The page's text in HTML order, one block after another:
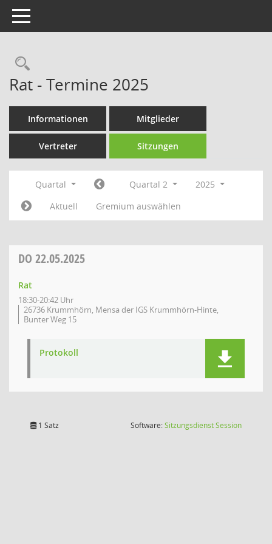
Toggle navigation
Rechercheauswahl
Rat - Termine 2025
Informationen Mitglieder
Vertreter Sitzungen
Quartal Quartal 2
2025
Aktuell
Gremium auswählen
DO 22.05.2025
Rat
18:30-20:42 Uhr
26736 Krummhörn, Mensa der IGS Krummhörn-Hinte,
Bunter Weg 15
Protokoll
1 Satz Software:SitzungsdienstSession(Wird in